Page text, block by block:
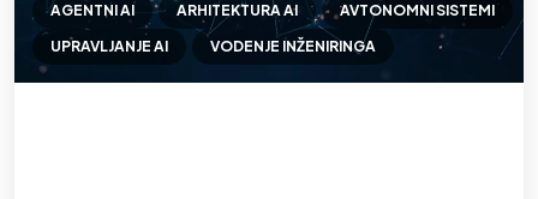
AGENTNI AI ARHITEKTURA AI
AVTONOMNI SISTEMI
UPRAVLJANJE AI
VODENJE INŽENIRINGA